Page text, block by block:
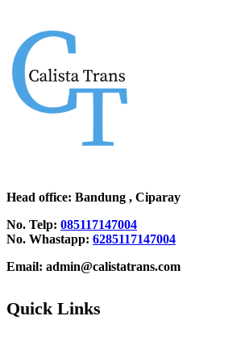
Head office: Bandung , Ciparay
No. Telp: 085117147004
No. Whastapp: 6285117147004
Email: admin@calistatrans.com
Quick Links